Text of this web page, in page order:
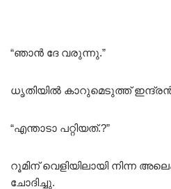
“ഞാൻ ദേ വരുന്നു.”
ധൃതിയിൽ കാറുമെടുത്ത്
“എന്താടാ പറ്റിയത്.?”
റൂമിന് വെളിയിലായി നിന്ന
ചോദിച്ചു.